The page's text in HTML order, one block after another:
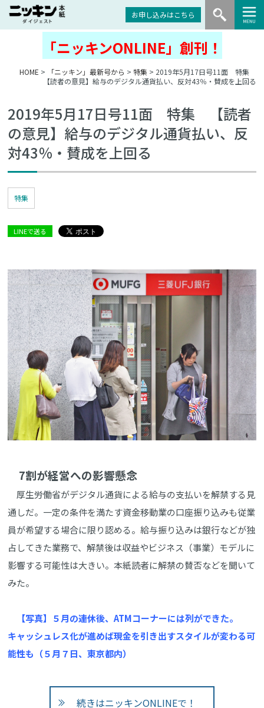
お申し込みはこちら
「ニッキンONLINE」創刊！
HOME > 「ニッキン」最新号から > 特集 > 2019年5月17日号11面 特集
【読者の意見】給与のデジタル通貨払い、反対43％・賛成を上回る
2019年5月17日号11面 特集 【読者
の意見】給与のデジタル通貨払い、反
対43％・賛成を上回る
特集
LINEで送る
7割が経営への影響懸念
厚生労働省がデジタル通貨による給与の支払いを解禁する見
通しだ。一定の条件を満たす資金移動業の口座振り込みも従業
員が希望する場合に限り認める。給与振り込みは銀行などが独
占してきた業務で、解禁後は収益やビジネス（事業）モデルに
影響する可能性は大きい。本紙読者に解禁の賛否などを聞いて
みた。
【写真】５月の連休後、ATMコーナーには列ができた。
キャッシュレス化が進めば現金を引き出すスタイルが変わる可
能性も（５月７日、東京都内）
続きはニッキンONLINEで！